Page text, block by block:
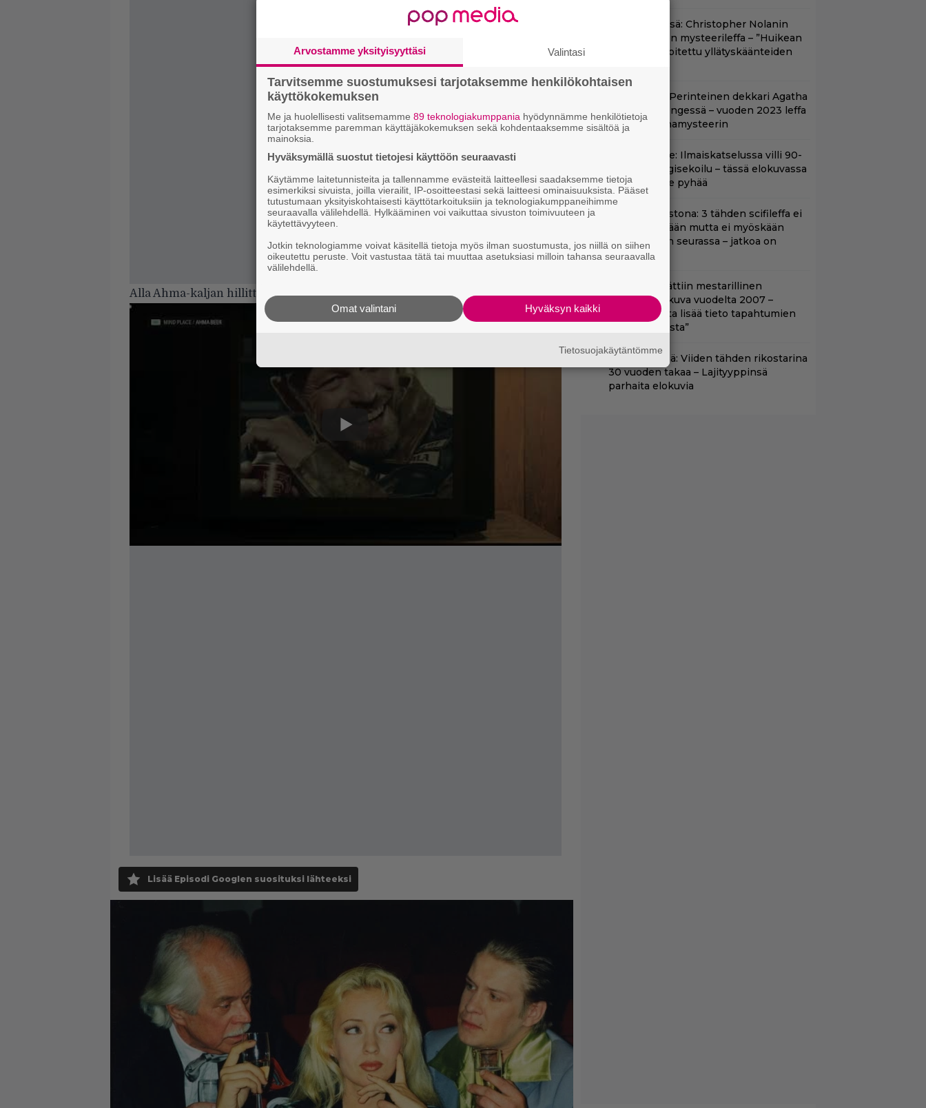
Alla Ahma-kaljan hillittömän hauska mainosAlan Wake 2:sta.
Lisää Episodi Googlen suosituksi lähteeksi
Nyt Netflixissä: Christopher Nolanin
viiden tähden mysteerileffa – ”Huikean
hienosti kirjoitettu yllätyskäänteiden
Illalla tv:ssä: Perinteinen dekkari Agatha
Christien hengessä – vuoden 2023 leffa
tarjoaa murhamysteerin
Vain aikuisille: Ilmaiskatselussa villi 90-
luvun kyborgisekoilu – tässä elokuvassa
mikään ei ole pyhää
Nyt suoratoistona: 3 tähden scifileffa ei
ylitä edeltäjiään mutta ei myöskään
häpeä niiden seurassa – jatkoa on
luvassa
Netflixiin lisättiin mestarillinen
mysteerielokuva vuodelta 2007 –
”Kiehtovuutta lisää tieto tapahtumien
todellisuudesta”
Tänään tv:ssä: Viiden tähden rikostarina
30 vuoden takaa – Lajityyppinsä
parhaita elokuvia
Arvostamme yksityisyyttäsi Valintasi
Tarvitsemme suostumuksesi tarjotaksemme henkilökohtaisen
käyttökokemuksen
Me ja huolellisesti valitsemamme 89 teknologiakumppania hyödynnämme henkilötietoja
tarjotaksemme paremman käyttäjäkokemuksen sekä kohdentaaksemme sisältöä ja
mainoksia.
Hyväksymällä suostut tietojesi käyttöön seuraavasti
Käytämme laitetunnisteita ja tallennamme evästeitä laitteellesi saadaksemme tietoja
esimerkiksi sivuista, joilla vierailit, IP-osoitteestasi sekä laitteesi ominaisuuksista. Pääset
tutustumaan yksityiskohtaisesti käyttötarkoituksiin ja teknologiakumppaneihimme
seuraavalla välilehdellä. Hylkääminen voi vaikuttaa sivuston toimivuuteen ja
käytettävyyteen.
Jotkin teknologiamme voivat käsitellä tietoja myös ilman suostumusta, jos niillä on siihen
oikeutettu peruste. Voit vastustaa tätä tai muuttaa asetuksiasi milloin tahansa seuraavalla
välilehdellä.
Hyväksyn kaikki
Omat valintani
Tietosuojakäytäntömme